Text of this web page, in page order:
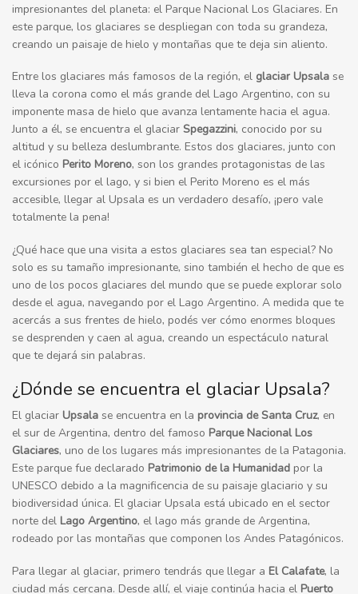
impresionantes del planeta: el Parque Nacional Los Glaciares. En
este parque, los glaciares se despliegan con toda su grandeza,
creando un paisaje de hielo y montañas que te deja sin aliento.
Entre los glaciares más famosos de la región, el glaciar Upsala se
lleva la corona como el más grande del Lago Argentino, con su
imponente masa de hielo que avanza lentamente hacia el agua.
Junto a él, se encuentra el glaciar Spegazzini, conocido por su
altitud y su belleza deslumbrante. Estos dos glaciares, junto con
el icónico Perito Moreno, son los grandes protagonistas de las
excursiones por el lago, y si bien el Perito Moreno es el más
accesible, llegar al Upsala es un verdadero desafío, ¡pero vale
totalmente la pena!
¿Qué hace que una visita a estos glaciares sea tan especial? No
solo es su tamaño impresionante, sino también el hecho de que es
uno de los pocos glaciares del mundo que se puede explorar solo
desde el agua, navegando por el Lago Argentino. A medida que te
acercás a sus frentes de hielo, podés ver cómo enormes bloques
se desprenden y caen al agua, creando un espectáculo natural
que te dejará sin palabras.
¿Dónde se encuentra el glaciar Upsala?
El glaciar Upsala se encuentra en la provincia de Santa Cruz, en
el sur de Argentina, dentro del famoso Parque Nacional Los
Glaciares, uno de los lugares más impresionantes de la Patagonia.
Este parque fue declarado Patrimonio de la Humanidad por la
UNESCO debido a la magnificencia de su paisaje glaciario y su
biodiversidad única. El glaciar Upsala está ubicado en el sector
norte del Lago Argentino, el lago más grande de Argentina,
rodeado por las montañas que componen los Andes Patagónicos.
Para llegar al glaciar, primero tendrás que llegar a El Calafate, la
ciudad más cercana. Desde allí, el viaje continúa hacia el Puerto